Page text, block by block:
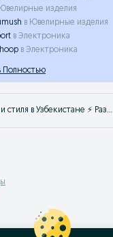
Ювелирные изделия
в Ювелирные изделия
в Электроника
в Электроника
Полностью
braslet — Товары моды и стиля в Узбекистане ⚡️ Размеры и модели в наличии ✔️ Покупайте ▶️ новую или Б/У ✔️ одежду на OLX.uz